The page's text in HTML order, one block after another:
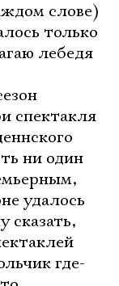
слове)
только
лебедя
спектакля
ни один
удалось
сказать,
где-